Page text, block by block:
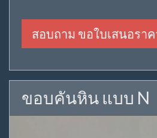
สอบถาม ขอใบเสนอราค
ขอบคันหิน แบบ N